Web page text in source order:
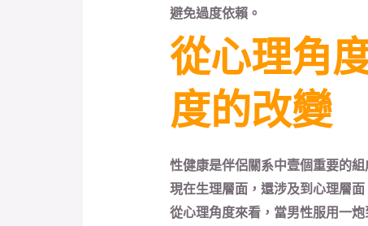
避免過度依賴。
從心理角
度的改變
性健康是伴侶關系中壹個重要的
現在生理層面，還涉及到心理層面
從心理角度來看，當男性服用一